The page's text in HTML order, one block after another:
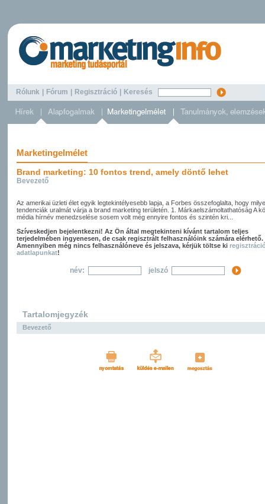
Rólunk Fórum Regisztráció Keresés
Marketingelmélet
Brand marketing: 10 fontos trend, amely döntő lehet
Bevezető
Az amerikai üzleti élet egyik legtekintélyesebb lapja, a Forbes összefoglalta, hogy
tendenciák uralmát várja a brand marketing területén. 1. Márkaelszámoltathatóság A
média hírnév menedzselése sosem volt még ennyire fontos és szintén kri...
Szíveskedjen bejelentkezni! Az Ön által megtekinteni kívánt tartalom teljes
terjedelmében ingyenesen, de csak regisztrált felhasználóink számára elérhető.
Amennyiben még nincs felhasználóneve és jelszava, kérjük töltse ki
adatlapunkat!
név: jelszó
Tartalomjegyzék
Bevezető